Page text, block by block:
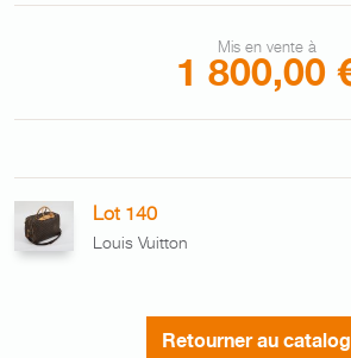
Mis en vente à
1 800,00
Lot 140
Louis Vuitton
Retourner au